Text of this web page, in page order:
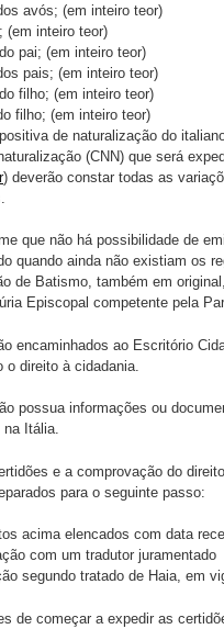
avós; (em inteiro teor)
(em inteiro teor)
pai; (em inteiro teor)
pais; (em inteiro teor)
filho; (em inteiro teor)
filho; (em inteiro teor)
de naturalização do
(CNN) que será
) deverão constar todas as
que não há possibilidade de
quando ainda não existiam os
de Batismo, também em
Episcopal competente pela
encaminhados ao Escritório
direito à cidadania.
possua informações ou
na Itália.
e a comprovação do
para o seguinte passo:
acima elencados com data
com um tradutor juramentado
segundo tratado de Haia, em
de começar a expedir as